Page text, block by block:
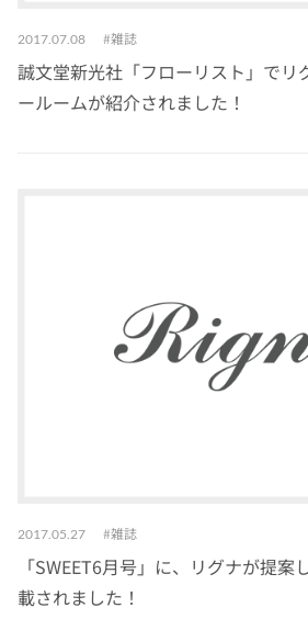
2017.07.08 雑誌
誠文堂新光社「フローリスト」でリ
ールームが紹介されました！
2017.05.27 雑誌
「SWEET6月号」に、リグナが提
載されました！